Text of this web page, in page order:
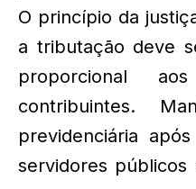
O princípio da
a tributação deve
proporcional
contribuintes.
previdenciária
servidores